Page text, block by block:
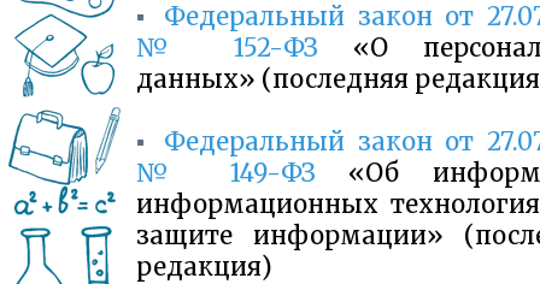
▪ Федеральный закон от
№ 152-ФЗ «О
данных» (последняя
▪ Федеральный закон от
№ 149-ФЗ «Об
информационных
защите информации»
редакция)